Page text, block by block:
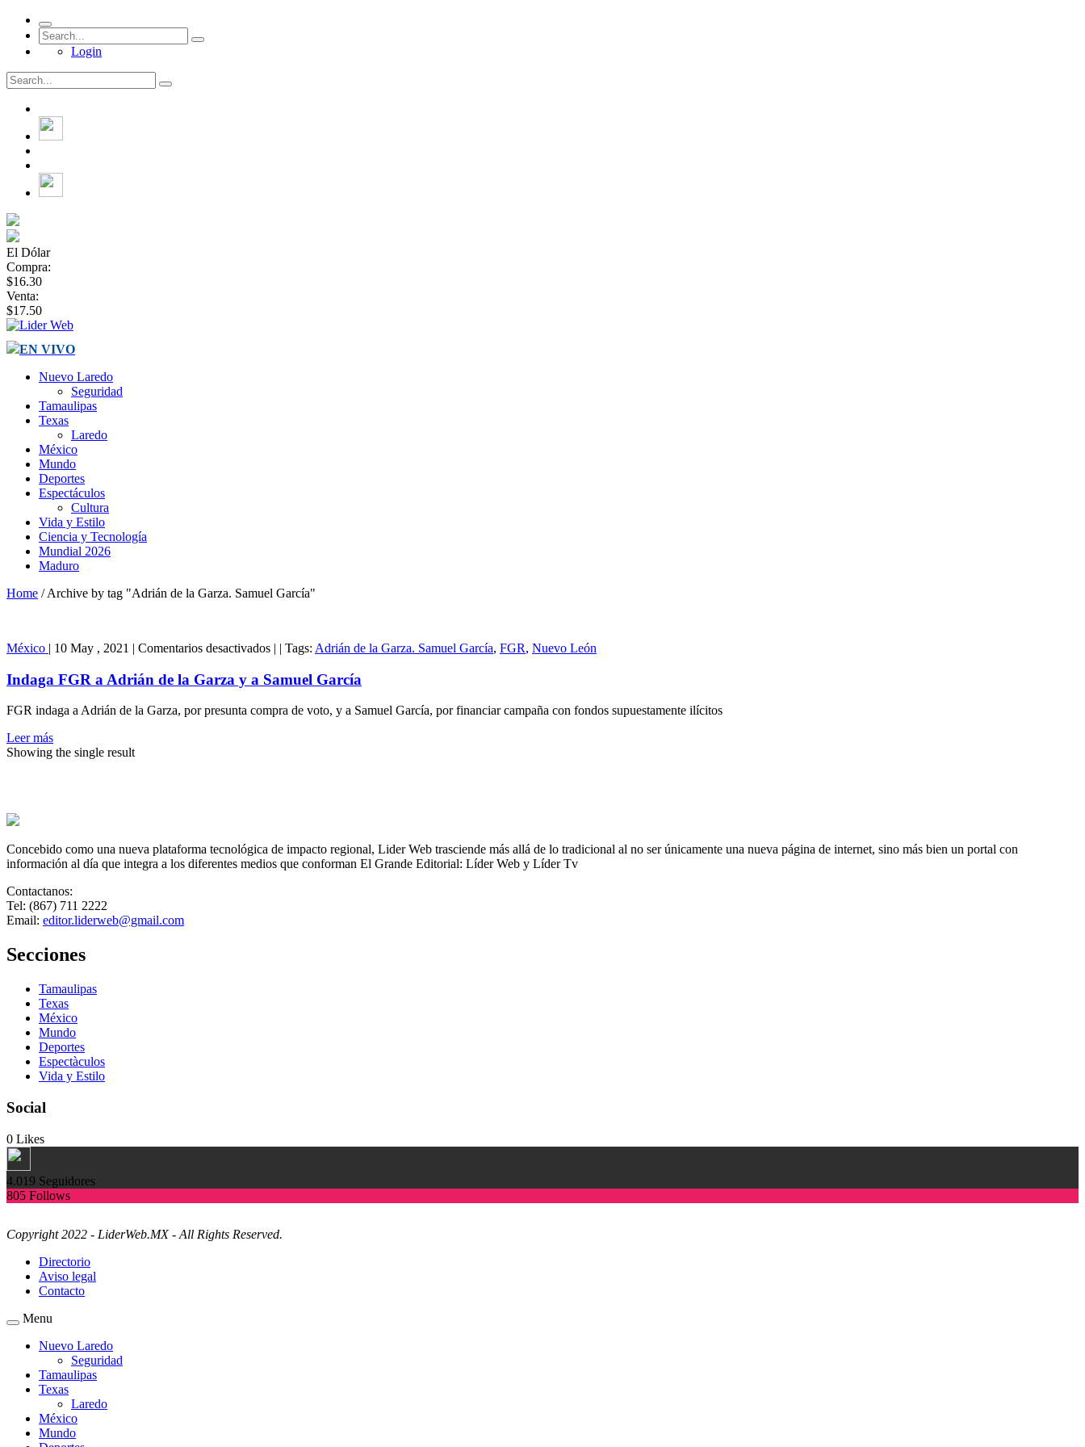
Login
El Dólar
Compra:
$16.30
Venta:
$17.50
EN VIVO
Nuevo Laredo
Seguridad
Tamaulipas
Texas
Laredo
México
Mundo
Deportes
Espectáculos
Cultura
Vida y Estilo
Ciencia y Tecnología
Mundial 2026
Maduro
Home / Archive by tag "Adrián de la Garza. Samuel García"
México | 10 May , 2021 | Comentarios desactivadosen
FGR
a
Adrián
de
| | Tags: Adrián de la Garza. Samuel García, FGR, Nuevo León
Indaga FGR a Adrián de la Garza y a Samuel García
FGR indaga a Adrián de la Garza, por presunta compra de voto, y a Samuel García, por financiar campaña con fondos supuestamente ilícitos
Leer más
Showing the single result
Concebido como una nueva plataforma tecnológica de impacto regional, Lider Web trasciende más allá de lo tradicional al no ser únicamente una nueva página de internet, sino más bien un portal con
información al día que integra a los diferentes medios que conforman El Grande Editorial: Líder Web y Líder Tv
Contactanos:
Tel: (867) 711 2222
Email: editor.liderweb@gmail.com
Secciones
Tamaulipas
Texas
México
Mundo
Deportes
Espectàculos
Vida y Estilo
Social
0 Likes
4.019 Seguidores
805 Follows
Copyright 2022 - LiderWeb.MX - All Rights Reserved.
Directorio
Aviso legal
Contacto
Menu
Nuevo Laredo
Seguridad
Tamaulipas
Texas
Laredo
México
Mundo